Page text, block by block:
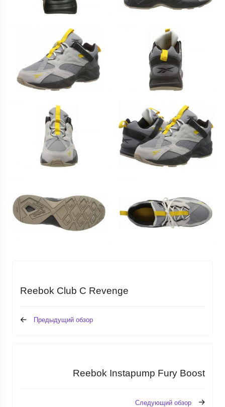
Reebok Club C Revenge
Предыдущий обзор
Reebok Instapump Fury Boost
Следующий обзор